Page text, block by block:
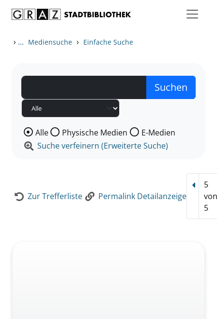
› ... Mediensuche › Einfache Suche
Wählen Sie die Medienart nach der Sie suchen wollen.
Alle Physische Medien
E-Medien
Suche verfeinern (Erweiterte Suche)
Zur Trefferliste Permalink Detailanzeige
5
5